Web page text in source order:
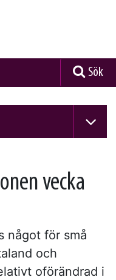
Sök
vecka
något för små
och
oförändrad i